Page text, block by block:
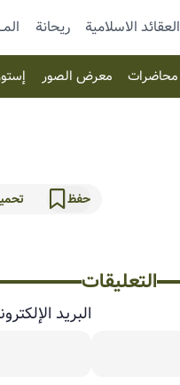
العقائد الاسلامية ريحانة
محاضرات معرض الصور
حفظ
التعليقات
البريد